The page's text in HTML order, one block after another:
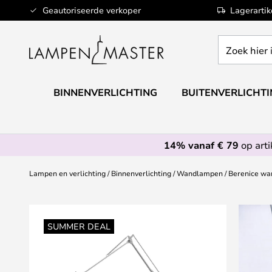
Geautoriseerde verkoper
Ga
naar
inhoud
hier
de
BINNENVERLICHTING
14% vanaf € 79 op
Lampen en verlichting Binnenverlichting Wandlampen Berenice
SUMMER DEAL
naar